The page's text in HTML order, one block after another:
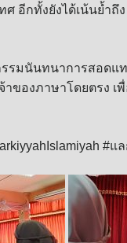
ศ อีกทั้งยังได้เน้นย้ำถึง
รมนันทนาการสอดแ
าของภาษาโดยตรง
#